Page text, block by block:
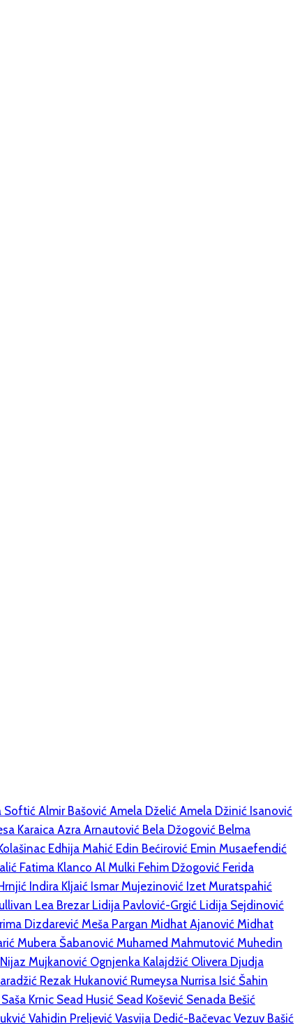
Softić Almir Bašović Amela Dželić Amela Džinić Isanović
Karaica Azra Arnautović Bela Džogović Belma
Edhija Mahić Edin Bećirović Emin Musaefendić
Fatima Klanco Al Mulki Fehim Džogović Ferida
Indira Kljaić Ismar Mujezinović Izet Muratspahić
Lea Brezar Lidija Pavlović-Grgić Lidija Sejdinović
Dizdarević Meša Pargan Midhat Ajanović Midhat
Mubera Šabanović Muhamed Mahmutović Muhedin
Nijaz Mujkanović Ognjenka Kalajdžić Olivera Djudja
Rezak Hukanović Rumeysa Nurrisa Isić Šahin
Saša Krnic Sead Husić Sead Košević Senada Bešić
Vahidin Preljević Vasvija Dedić-Bačevac Vezuv Bašić